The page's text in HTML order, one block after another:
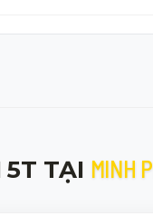
5T TẠI MINH